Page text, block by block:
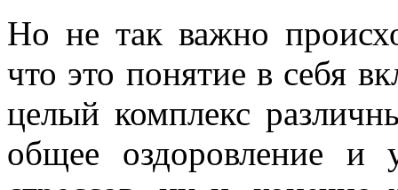
Но не так важно
что это понятие в себя
целый комплекс
общее оздоровление и